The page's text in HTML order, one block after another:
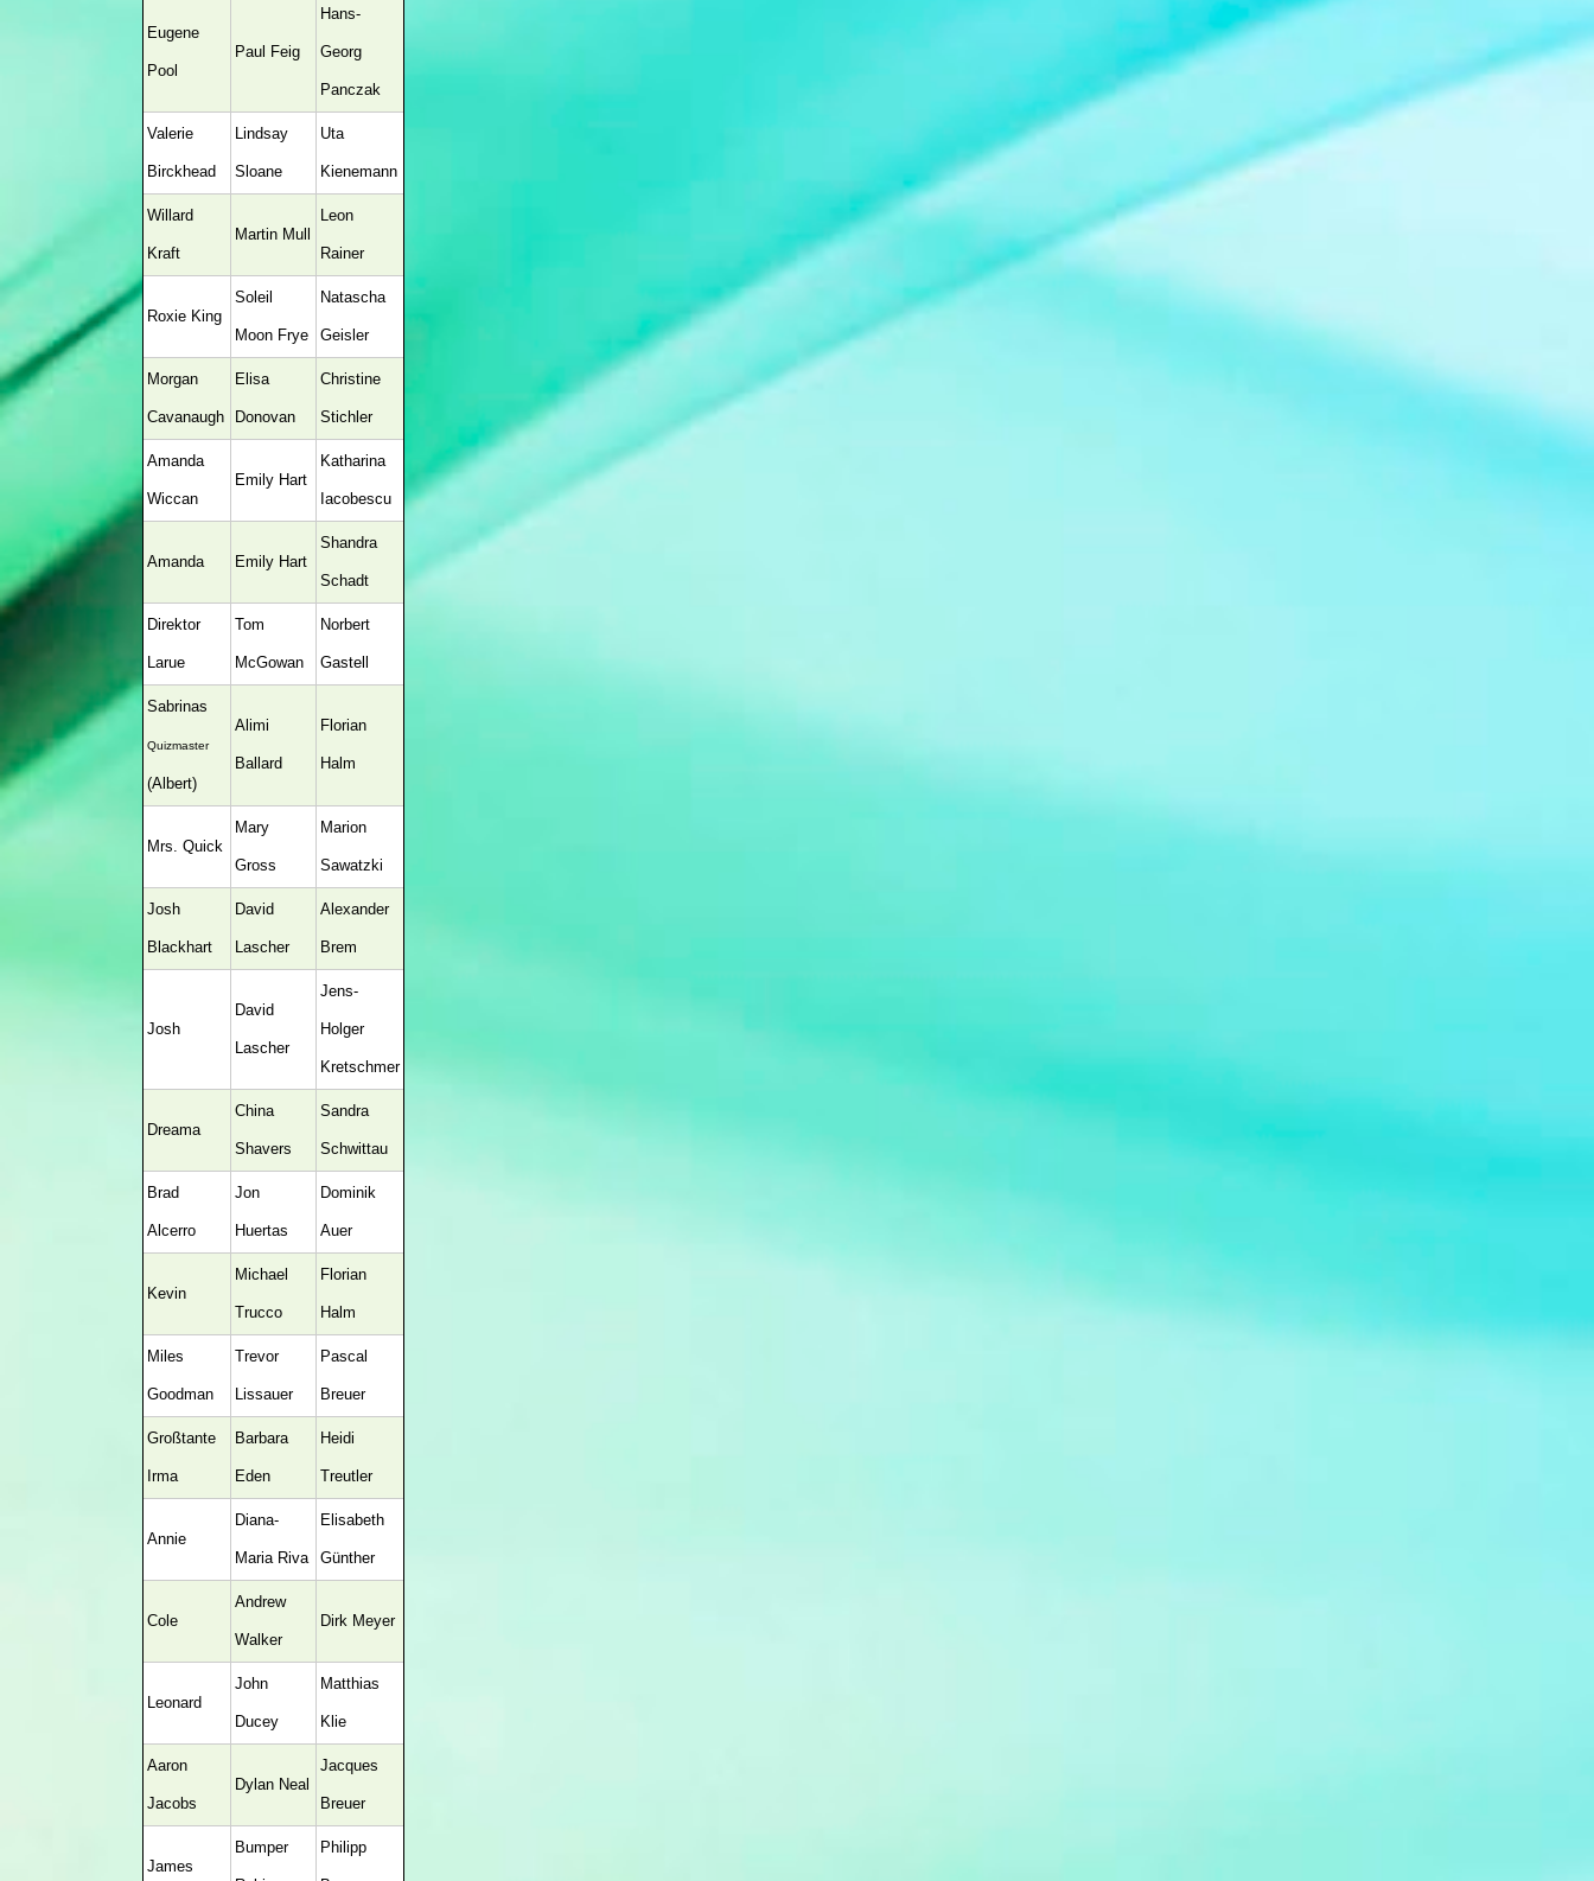
Eugene
Pool
Paul Feig
Hans-
Georg
Panczak
Valerie
Birckhead
Lindsay
Sloane
Uta
Kienemann
Willard
Kraft
Martin Mull
Leon
Rainer
Roxie King
Soleil
Moon Frye
Natascha
Geisler
Morgan
Cavanaugh
Elisa
Donovan
Christine
Stichler
Amanda
Wiccan
Emily Hart
Katharina
Iacobescu
Amanda Emily Hart
Shandra
Schadt
Direktor
Larue
Tom
McGowan
Norbert
Gastell
Sabrinas
Quizmaster
(Albert)
Alimi
Ballard
Florian
Halm
Mrs. Quick
Mary
Gross
Marion
Sawatzki
Josh
Blackhart
David
Lascher
Alexander
Brem
Josh
David
Lascher
Jens-
Holger
Kretschmer
Dreama
China
Shavers
Sandra
Schwittau
Brad
Alcerro
Jon
Huertas
Dominik
Auer
Kevin
Michael
Trucco
Florian
Halm
Miles
Goodman
Trevor
Lissauer
Pascal
Breuer
Großtante
Irma
Barbara
Eden
Heidi
Treutler
Annie
Diana-
Maria Riva
Elisabeth
Günther
Cole
Andrew
Walker
Dirk Meyer
Leonard
John
Ducey
Matthias
Klie
Aaron
Jacobs
Dylan Neal
Jacques
Breuer
James
Bumper Philipp